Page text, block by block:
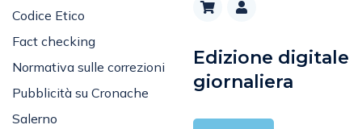
Codice Etico
Fact checking
Normativa sulle correzioni
Pubblicità su Cronache
Salerno
Edizione digitale
giornaliera